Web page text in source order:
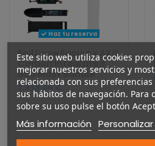
Haz tu reserva
Foil Drive Fusion x AXIS
Carbon Integrated
800 Mast Bundle
7.873,00 €
Este sitio web utiliza cookies
mejorar nuestros servicios y
relacionada con sus
sus hábitos de navegación. Para
sobre su uso pulse el botón
Más información